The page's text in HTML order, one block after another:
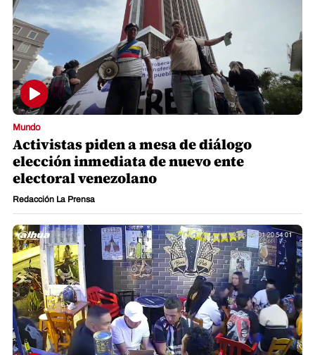
Mundo
Activistas piden a mesa de diálogo
elección inmediata de nuevo ente
electoral venezolano
Redacción La Prensa